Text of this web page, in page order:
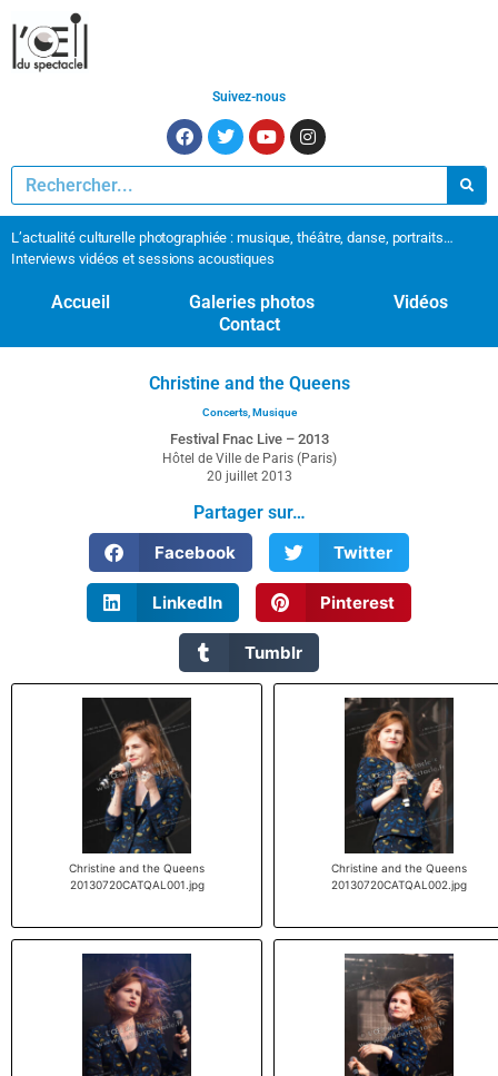
Suivez-nous
L’actualité culturelle photographiée : musique, théâtre, danse, portraits…
Interviews vidéos et sessions acoustiques
Accueil Galeries photos
Vidéos
Contact
Christine and the Queens
Concerts,Musique
Festival Fnac Live – 2013
Hôtel de Ville de Paris (Paris)
20 juillet 2013
Partager sur…
Facebook
Twitter
LinkedIn Pinterest
Tumblr
Christine and the Queens
20130720CATQAL001.jpg
Christine and the Queens
20130720CATQAL002.jpg